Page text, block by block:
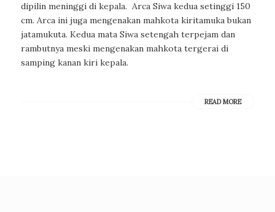
dipilin meninggi di kepala. Arca Siwa kedua setinggi 150
cm. Arca ini juga mengenakan mahkota kiritamuka bukan
jatamukuta. Kedua mata Siwa setengah terpejam dan
rambutnya meski mengenakan mahkota tergerai di
samping kanan kiri kepala.
READ MORE